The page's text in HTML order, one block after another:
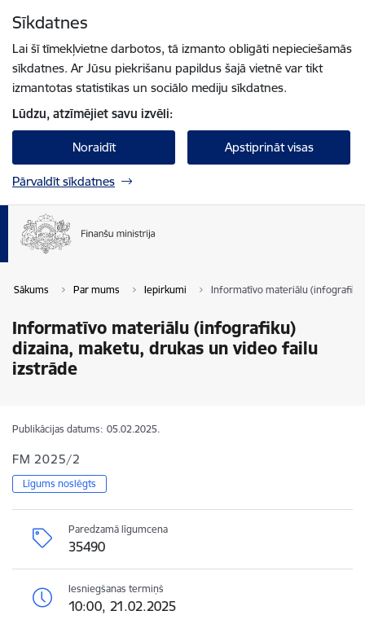
Sīkdatnes
Lai šī tīmekļvietne darbotos, tā izmanto obligāti nepieciešamās
sīkdatnes. Ar Jūsu piekrišanu papildus šajā vietnē var tikt
izmantotas statistikas un sociālo mediju sīkdatnes.
Lūdzu, atzīmējiet savu izvēli:
Noraidīt Apstiprināt visas
Pārvaldīt sīkdatnes
Sākums Par mums Iepirkumi Informatīvo materiālu
Informatīvo materiālu (infografiku)
dizaina, maketu, drukas un video failu
izstrāde
Publikācijas datums: 05.02.2025.
FM 2025/2
Līgums noslēgts
Paredzamā līgumcena
35490
Iesniegšanas termiņš
10:00, 21.02.2025